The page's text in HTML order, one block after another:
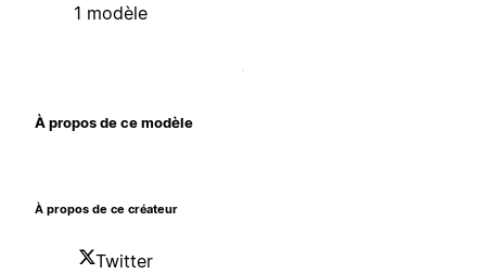
1 modèle
À propos de ce modèle
À propos de ce créateur
Twitter